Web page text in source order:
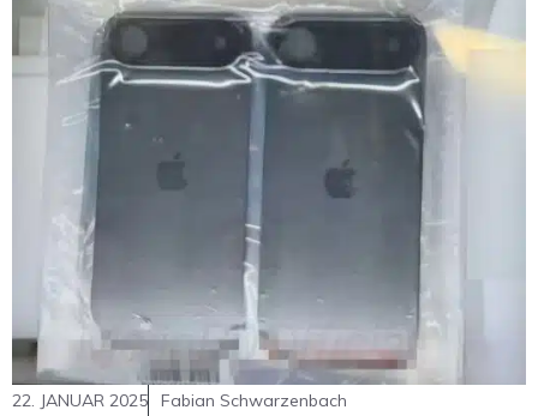
22. JANUAR 2025 Fabian Schwarzenbach